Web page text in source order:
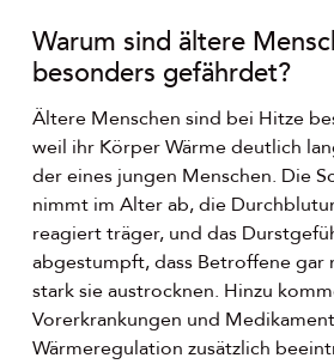
Warum sind ältere
besonders gefährdet?
Ältere Menschen sind bei Hitze
weil ihr Körper Wärme deutlich
der eines jungen Menschen. Die
nimmt im Alter ab, die
reagiert träger, und das
abgestumpft, dass Betroffene gar
stark sie austrocknen. Hinzu
Vorerkrankungen und
Wärmeregulation zusätzlich